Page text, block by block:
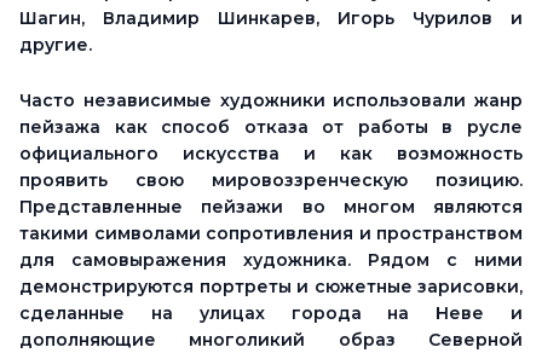
Шагин, Владимир Шинкарев, Игорь Чурилов и
другие.
Часто независимые художники использовали жанр
пейзажа как способ отказа от работы в русле
официального искусства и как возможность
проявить свою мировоззренческую позицию.
Представленные пейзажи во многом являются
такими символами сопротивления и пространством
для самовыражения художника. Рядом с ними
демонстрируются портреты и сюжетные зарисовки,
сделанные на улицах города на Неве и
дополняющие многоликий образ Северной